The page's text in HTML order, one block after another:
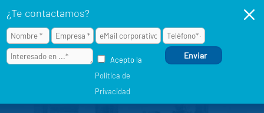
¿Te contactamos?
Acepto la
Política de
Privacidad
M